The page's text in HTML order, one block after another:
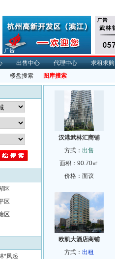
出售中心 代理中心 求租求购
楼盘搜索 图库搜索
区
区
区
*凤起
汉港武林汇商铺
方式： 出售
面积：90.70㎡
价格：面议
欧凯大酒店商铺
方式： 出租